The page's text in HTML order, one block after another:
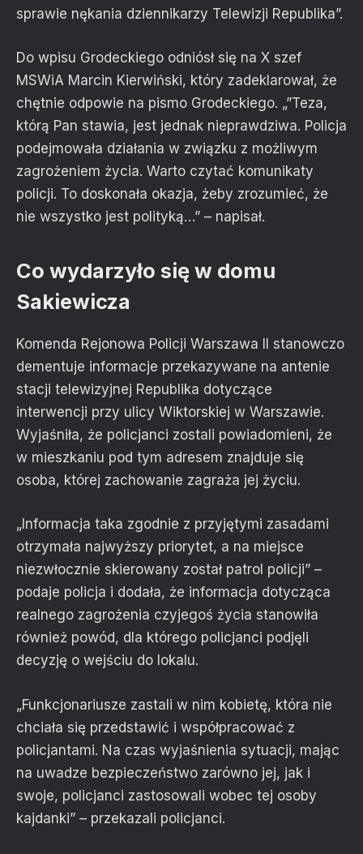
sprawie nękania dziennikarzy Telewizji Republika”.
Do wpisu Grodeckiego odniósł się na X szef
MSWiA Marcin Kierwiński, który zadeklarował, że
chętnie odpowie na pismo Grodeckiego. „”Teza,
którą Pan stawia, jest jednak nieprawdziwa. Policja
podejmowała działania w związku z możliwym
zagrożeniem życia. Warto czytać komunikaty
policji. To doskonała okazja, żeby zrozumieć, że
nie wszystko jest polityką…” – napisał.
Co wydarzyło się w domu
Sakiewicza
Komenda Rejonowa Policji Warszawa II stanowczo
dementuje informacje przekazywane na antenie
stacji telewizyjnej Republika dotyczące
interwencji przy ulicy Wiktorskiej w Warszawie.
Wyjaśniła, że policjanci zostali powiadomieni, że
w mieszkaniu pod tym adresem znajduje się
osoba, której zachowanie zagraża jej życiu.
„Informacja taka zgodnie z przyjętymi zasadami
otrzymała najwyższy priorytet, a na miejsce
niezwłocznie skierowany został patrol policji” –
podaje policja i dodała, że informacja dotycząca
realnego zagrożenia czyjegoś życia stanowiła
również powód, dla którego policjanci podjęli
decyzję o wejściu do lokalu.
„Funkcjonariusze zastali w nim kobietę, która nie
chciała się przedstawić i współpracować z
policjantami. Na czas wyjaśnienia sytuacji, mając
na uwadze bezpieczeństwo zarówno jej, jak i
swoje, policjanci zastosowali wobec tej osoby
kajdanki” – przekazali policjanci.